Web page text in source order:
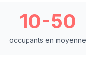
10-50
occupants en moyenne